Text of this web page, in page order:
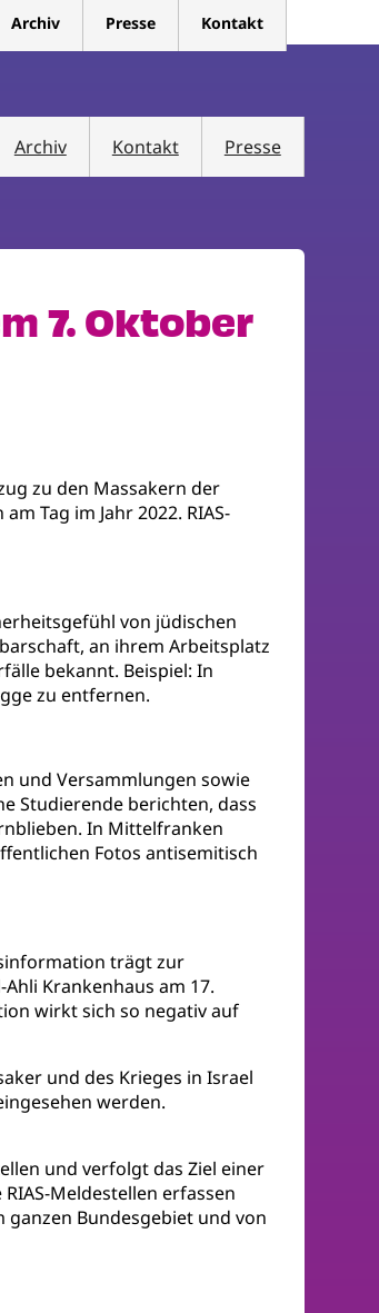
Archiv Presse Kontakt
Archiv Kontakt Presse
7. Oktober
zu den Massakern der
Tag im Jahr 2022. RIAS-
von jüdischen
an ihrem Arbeitsplatz
bekannt. Beispiel: In
zu entfernen.
und Versammlungen sowie
Studierende berichten, dass
In Mittelfranken
Fotos antisemitisch
trägt zur
Krankenhaus am 17.
wirkt sich so negativ auf
und des Krieges in Israel
werden.
und verfolgt das Ziel einer
Meldestellen erfassen
Bundesgebiet und von